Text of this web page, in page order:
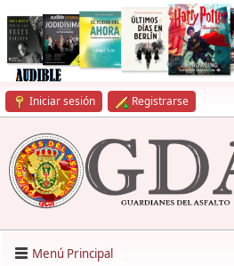
Iniciar sesión Registrarse
Menú Principal